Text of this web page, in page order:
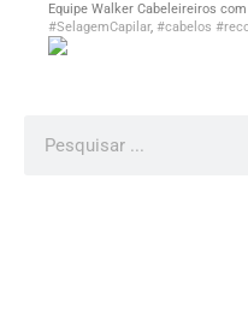
Equipe Walker Cabeleireiros
#SelagemCapilar, #cabelos